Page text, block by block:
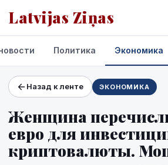
Latvijas Ziņas
Проекты и сервисы
Прогноз погоды
Политика Экономика
Назад к ленте ЭКОНОМИКА
Женщина
евро для
криптовалюты.